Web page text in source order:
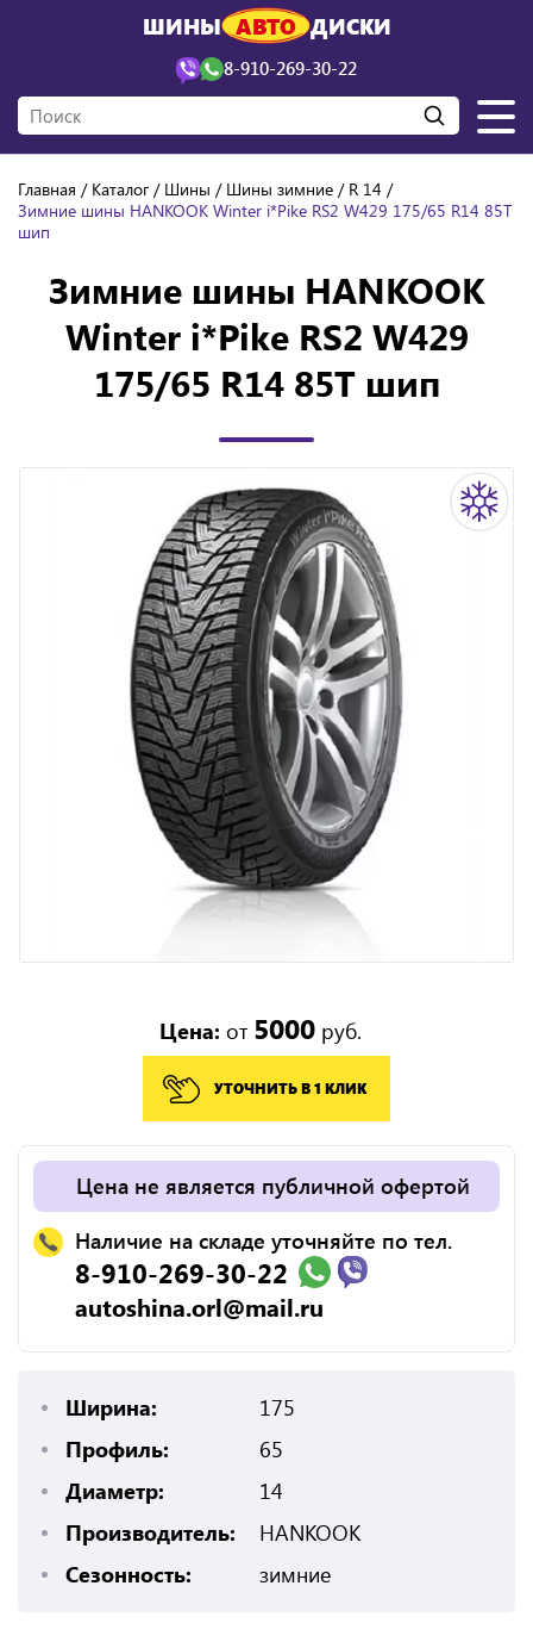
ШИНЫ АВТО ДИСКИ
8-910-269-30-22
Главная Каталог Шины Шины зимние
R 14
Зимние шины HANKOOK Winter i*Pike RS2 W429 175/65 R14 85T
шип
Зимние шины HANKOOK
Winter i*Pike RS2 W429
175/65 R14 85T шип
Цена: от 5000 руб.
УТОЧНИТЬ В 1 КЛИК
Цена не является публичной офертой
Наличие на складе уточняйте по тел.
8-910-269-30-22
autoshina.orl@mail.ru
Ширина:
175
Профиль:
65
Диаметр:
14
Производитель:
HANKOOK
Сезонность:
зимние